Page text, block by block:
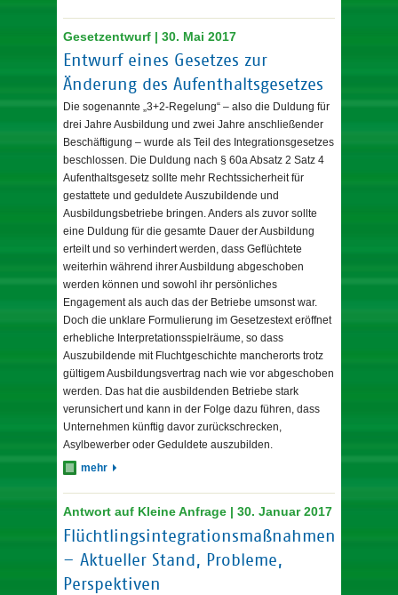
Gesetzentwurf | 30. Mai 2017
Entwurf eines Gesetzes zur
Änderung des Aufenthaltsgesetzes
Die sogenannte „3+2-Regelung“ – also die Duldung für
drei Jahre Ausbildung und zwei Jahre anschließender
Beschäftigung – wurde als Teil des Integrationsgesetzes
beschlossen. Die Duldung nach § 60a Absatz 2 Satz 4
Aufenthaltsgesetz sollte mehr Rechtssicherheit für
gestattete und geduldete Auszubildende und
Ausbildungsbetriebe bringen. Anders als zuvor sollte
eine Duldung für die gesamte Dauer der Ausbildung
erteilt und so verhindert werden, dass Geflüchtete
weiterhin während ihrer Ausbildung abgeschoben
werden können und sowohl ihr persönliches
Engagement als auch das der Betriebe umsonst war.
Doch die unklare Formulierung im Gesetzestext eröffnet
erhebliche Interpretationsspielräume, so dass
Auszubildende mit Fluchtgeschichte mancherorts trotz
gültigem Ausbildungsvertrag nach wie vor abgeschoben
werden. Das hat die ausbildenden Betriebe stark
verunsichert und kann in der Folge dazu führen, dass
Unternehmen künftig davor zurückschrecken,
Asylbewerber oder Geduldete auszubilden.
mehr
Antwort auf Kleine Anfrage | 30. Januar 2017
Flüchtlingsintegrationsmaßnahmen
– Aktueller Stand, Probleme,
Perspektiven